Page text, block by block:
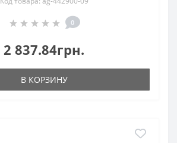
0
2 837.84грн.
В КОРЗИНУ